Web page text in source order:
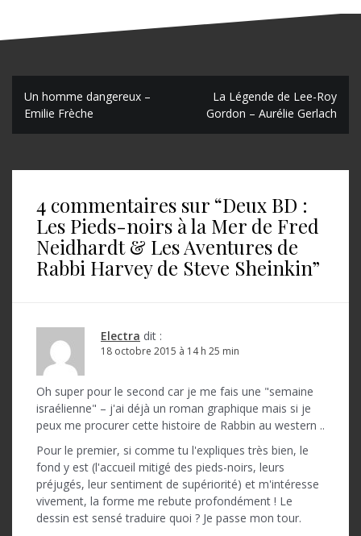
N
a
Un homme dangereux –
Emilie Frèche
La Légende de Lee-Roy
Gordon – Aurélie Gerlach
4 commentaires sur “Deux BD :
Les Pieds-noirs à la Mer de Fred
Neidhardt & Les Aventures de
Rabbi Harvey de Steve Sheinkin”
Electra dit :
18 octobre 2015 à 14 h 25 min
Oh super pour le second car je me fais une "semaine
israélienne" – j'ai déjà un roman graphique mais si je
peux me procurer cette histoire de Rabbin au western ..
Pour le premier, si comme tu l'expliques très bien, le
fond y est (l'accueil mitigé des pieds-noirs, leurs
préjugés, leur sentiment de supériorité) et m'intéresse
vivement, la forme me rebute profondément ! Le
dessin est sensé traduire quoi ? Je passe mon tour.